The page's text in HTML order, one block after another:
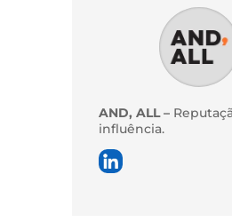
AND, ALL –
influência.